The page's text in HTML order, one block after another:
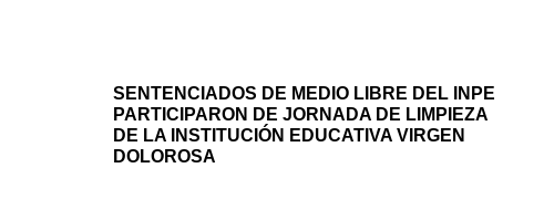
SENTENCIADOS DE MEDIO LIBRE DEL INPE
PARTICIPARON DE JORNADA DE LIMPIEZA
DE LA INSTITUCIÓN EDUCATIVA VIRGEN
DOLOROSA